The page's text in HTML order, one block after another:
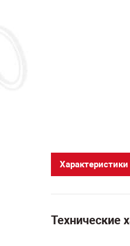
Характеристики
Технические